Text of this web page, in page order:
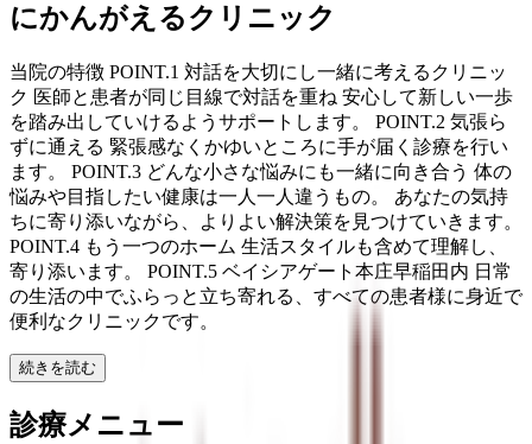
にかんがえるクリニック
当院の特徴 POINT.1 対話を大切にし一緒に考えるクリニッ
ク 医師と患者が同じ目線で対話を重ね 安心して新しい一歩
を踏み出していけるようサポートします。 POINT.2 気張ら
ずに通える 緊張感なくかゆいところに手が届く診療を行い
ます。 POINT.3 どんな小さな悩みにも一緒に向き合う 体の
悩みや目指したい健康は一人一人違うもの。 あなたの気持
ちに寄り添いながら、よりよい解決策を見つけていきます。
POINT.4 もう一つのホーム 生活スタイルも含めて理解し、
寄り添います。 POINT.5 ベイシアゲート本庄早稲田内 日常
の生活の中でふらっと立ち寄れる、すべての患者様に身近で
便利なクリニックです。
続きを読む
診療メニュー